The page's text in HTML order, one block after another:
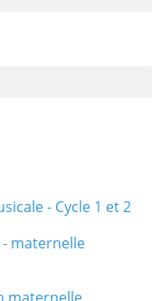
- Cycle 1 et 2
maternelle